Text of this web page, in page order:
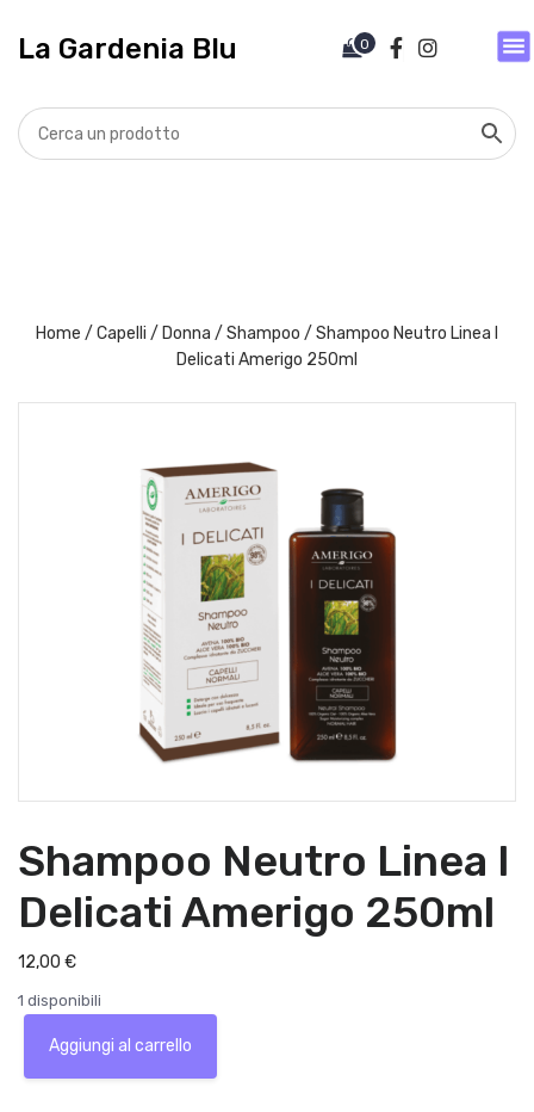
La Gardenia Blu 0
Home / Capelli / Donna / Shampoo / Shampoo Neutro Linea I
Delicati Amerigo 250ml
Shampoo Neutro Linea I
Delicati Amerigo 250ml
12,00 €
1 disponibili
Neutro
Linea
Aggiungi al carrello